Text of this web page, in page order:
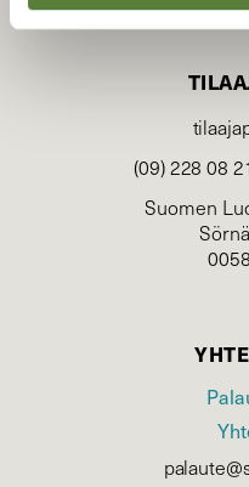
(09) 228 08
Suomen